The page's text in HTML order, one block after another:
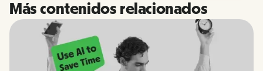
Más contenidos relacionados